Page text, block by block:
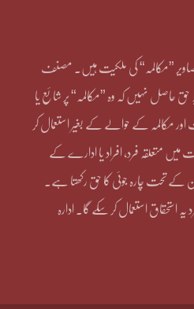
تصاویر ”مکالمہ“ کی ملکیت ہیں۔ مصنف
حق حاصل نہیں کہ وہ ”مکالمہ“ پر شائع یا
اور مکالمہ کے حوالے کے بغیر استعمال کر
میں متعلقہ فرد، افراد یا ادارے کے
تحت چارہ جوئی کا حق رکھتا ہے۔
یہ استحقاق استعمال کر سکے گا۔ ادارہ